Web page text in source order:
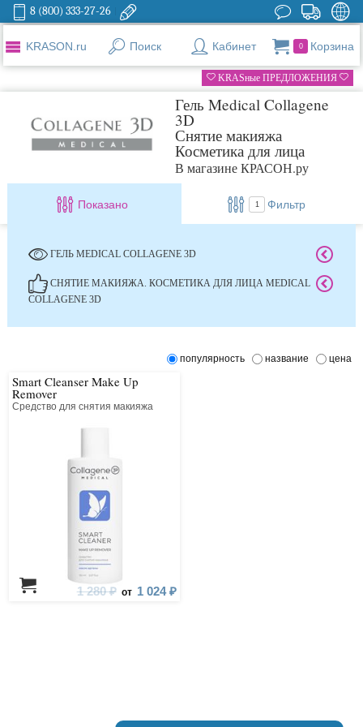
8 (800) 333-27-26
KRASON.ru Поиск Кабинет 0 Корзина
KRASные ПРЕДЛОЖЕНИЯ
Гель Medical Collagene
3D
Снятие макияжа
Косметика для лица
В магазине КРАСОН.ру
Показано 1 Фильтр
ГЕЛЬ MEDICAL COLLAGENE 3D
СНЯТИЕ МАКИЯЖА. КОСМЕТИКА ДЛЯ ЛИЦА MEDICAL
COLLAGENE 3D
популярность название цена
Smart Cleanser Make Up
Remover
Средство для снятия макияжа
1 280 ₽ от 1 024 ₽